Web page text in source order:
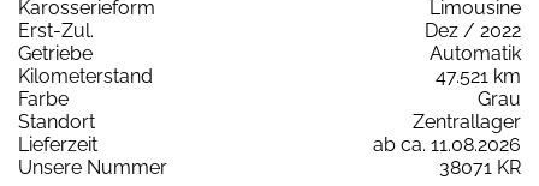
Karosserieform
Limousine
Erst-Zul.
Dez / 2022
Getriebe
Automatik
Kilometerstand
47.521 km
Farbe
Grau
Standort
Zentrallager
Lieferzeit
ab ca. 11.08.2026
Unsere Nummer
38071 KR